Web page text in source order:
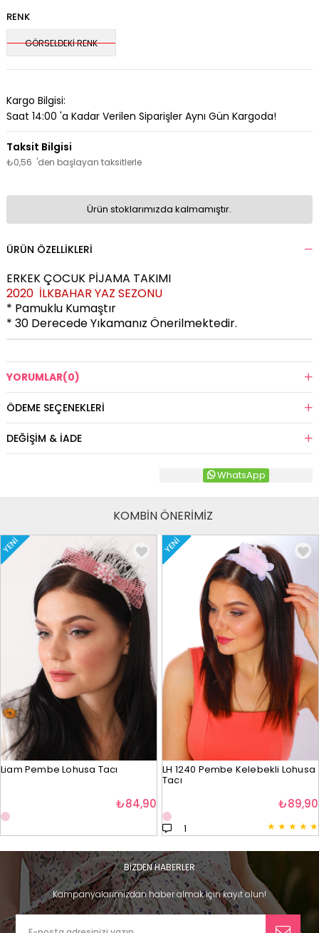
RENK
GÖRSELDEKİ RENK
Kargo Bilgisi:
Saat 14:00 'a Kadar Verilen Siparişler Aynı Gün Kargoda!
₺0,56 'den başlayan taksitlerle
Ürün stoklarımızda kalmamıştır.
ÜRÜN ÖZELLIKLERI
ERKEK ÇOCUK PİJAMA TAKIMI
2020 İLKBAHAR YAZ SEZONU
* Pamuklu Kumaştır
* 30 Derecede Yıkamanız Önerilmektedir.
YORUMLAR(0)
ÖDEME SEÇENEKLERI
DEĞIŞIM & İADE
WhatsApp
KOMBİN ÖNERİMİZ
YENI
Liam Pembe Lohusa Tacı
₺84,90
YENI
LH 1240 Pembe Kelebekli Lohusa
Tacı
★ ★ ★ ★ ★
1
₺89,90
BİZDEN HABERLER
Kampanyalarımızdan haber almak için kayıt olun!